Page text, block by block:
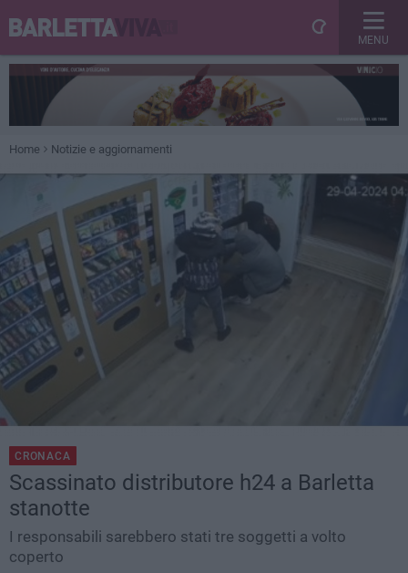
MENU
Home Notizie e aggiornamenti
CRONACA
Scassinato distributore h24 a Barletta
stanotte
I responsabili sarebbero stati tre soggetti a volto
coperto